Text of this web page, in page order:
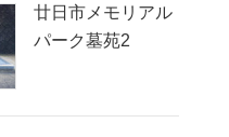
廿日市メモリアル
パーク墓苑2